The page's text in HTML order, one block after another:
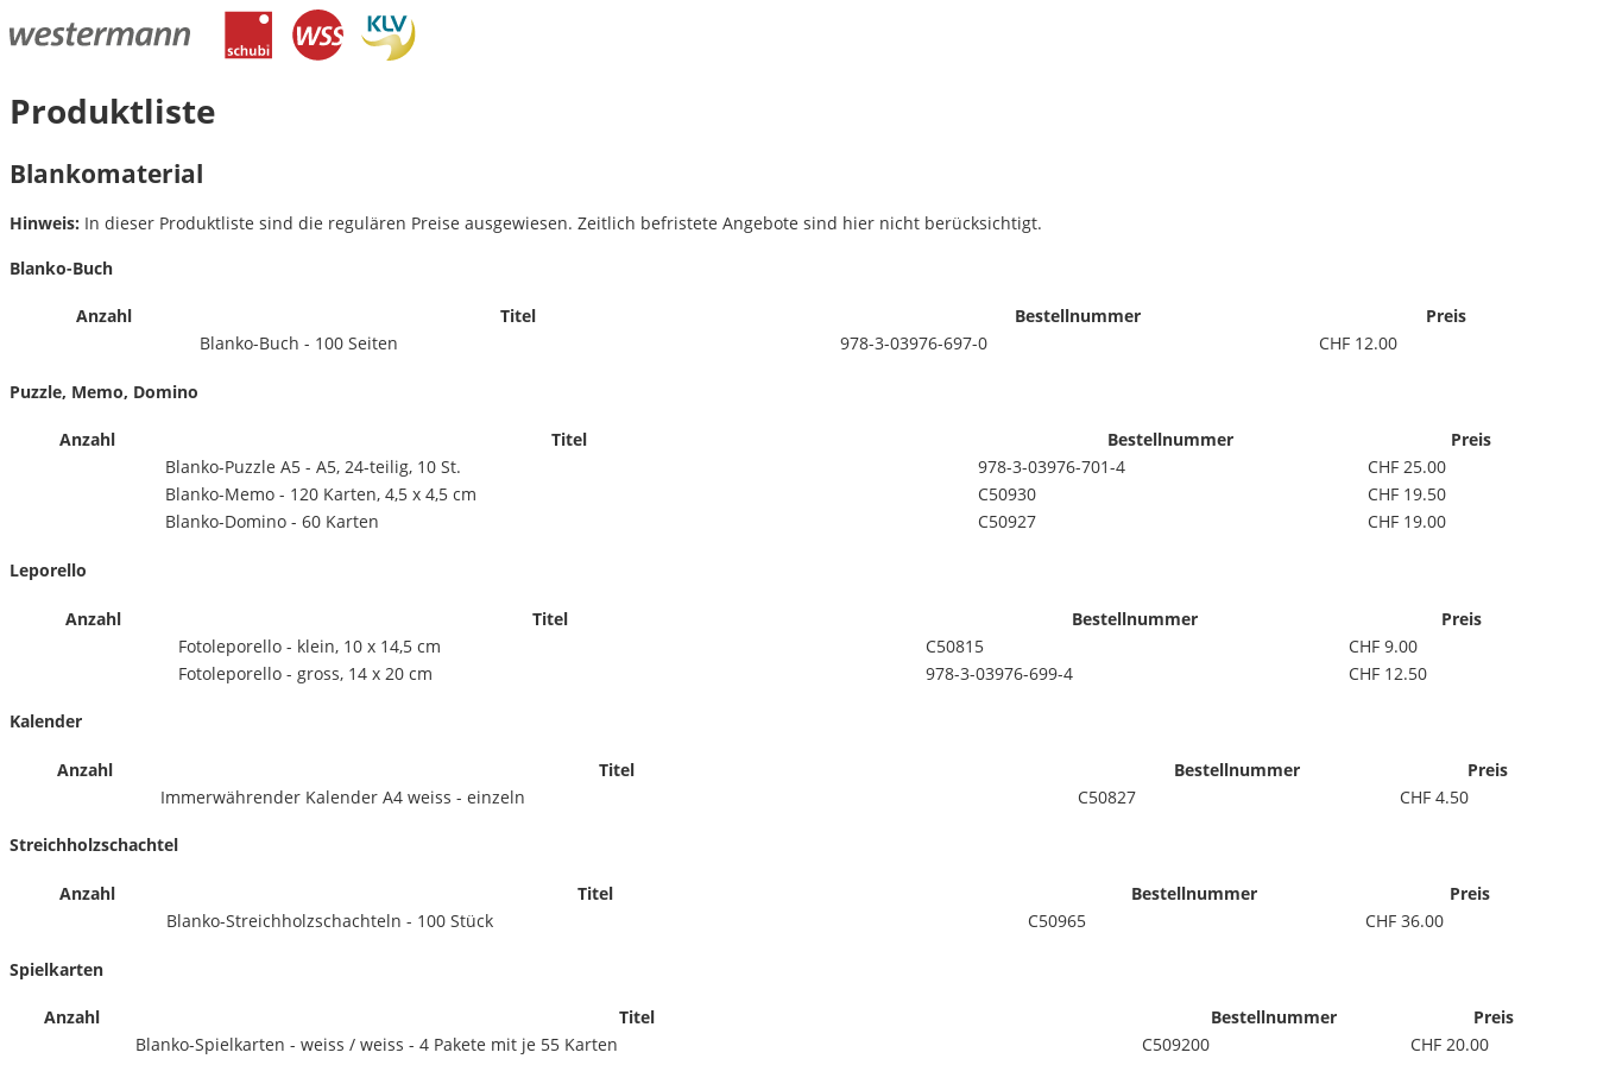
Produktliste
Blankomaterial
Hinweis: In dieser Produktliste sind die regulären Preise ausgewiesen. Zeitlich befristete Angebote sind hier nicht berücksichtigt.
Blanko-Buch
Anzahl Titel Bestellnummer
Preis
Blanko-Buch - 100 Seiten
978-3-03976-697-0 CHF 12.00
Puzzle, Memo, Domino
Anzahl Titel Bestellnummer
Preis
Blanko-Puzzle A5 - A5, 24-teilig, 10 St.
978-3-03976-701-4
CHF 25.00
Blanko-Memo - 120 Karten, 4,5 x 4,5 cm
C50930
CHF 19.50
Blanko-Domino - 60 Karten
C50927 CHF 19.00
Leporello
Anzahl Titel Bestellnummer
Preis
Fotoleporello - klein, 10 x 14,5 cm
C50815
CHF 9.00
Fotoleporello - gross, 14 x 20 cm
978-3-03976-699-4 CHF 12.50
Kalender
Anzahl Titel Bestellnummer
Preis
Immerwährender Kalender A4 weiss - einzeln
C50827 CHF 4.50
Streichholzschachtel
Anzahl Titel Bestellnummer
Preis
Blanko-Streichholzschachteln - 100 Stück
C50965 CHF 36.00
Spielkarten
Anzahl Titel Bestellnummer
Preis
Blanko-Spielkarten - weiss / weiss - 4 Pakete mit je 55 Karten C509200
CHF 20.00